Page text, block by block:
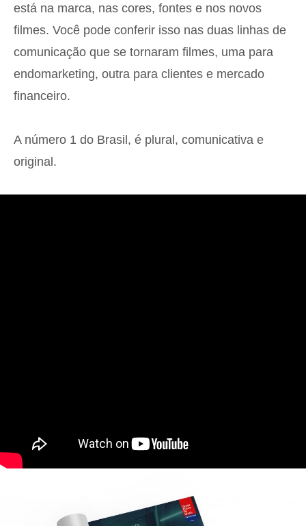
está na marca, nas cores, fontes e nos novos
filmes. Você pode conferir isso nas duas linhas de
comunicação que se tornaram filmes, uma para
endomarketing, outra para clientes e mercado
financeiro.
A número 1 do Brasil, é plural, comunicativa e
original.